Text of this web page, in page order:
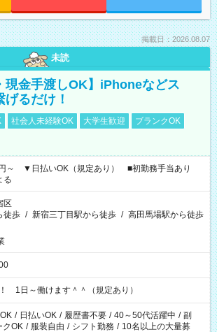
掲載日：2026.08.07
未読
現金手渡しOK】iPhoneなどス
るだけ！
社会人未経験OK 大学生歓迎
ブランクOK
～ ▼日払いOK（規定あり） ■初勤務手当あり
る
区
徒歩 / 新宿三丁目駅から徒歩 / 高田馬場駅から徒歩
1日～働けます＾＾（規定あり）
/ 日払いOK / 履歴書不要 / 40～50代活躍中 / 副
クOK / 服装自由 / シフト勤務 / 10名以上の大量募